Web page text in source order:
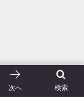
検索
次へ